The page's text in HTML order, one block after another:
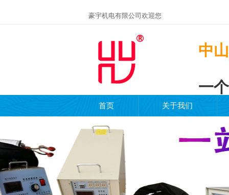
豪宇机电有限公司欢迎您
中
一
首页 关于我们